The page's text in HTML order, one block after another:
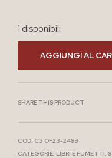
1 disponibili
AGGIUNGI AL
SHARE THIS PRODUCT
COD: C3 OF23-2489
CATEGORIE: LIBRI E FUMETTI,